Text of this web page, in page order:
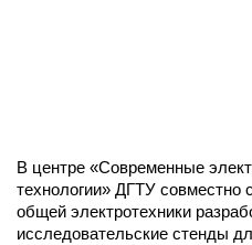
В центре «Современные
технологии» ДГТУ совместно
общей электротехники
исследовательские стенды